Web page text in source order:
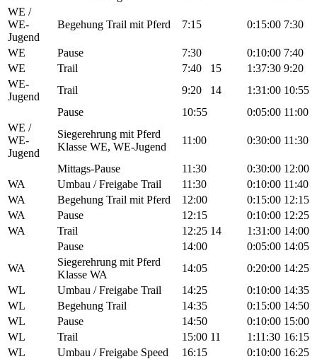
WE /
WE-
Jugend
Begehung Trail mit Pferd 7:15 0:15:00 7:30
WE Pause 7:30 0:10:00 7:40
WE
Trail 7:40 15 1:37:30 9:20
WE-
Jugend
Trail 9:20 14 1:31:00 10:55
Pause
10:55 0:05:00 11:00
WE /
WE-
Jugend
Siegerehrung mit Pferd
Klasse WE, WE-Jugend
11:00 0:30:00 11:30
Mittags-Pause 11:30 0:30:00 12:00
WA
Umbau / Freigabe Trail 11:30 0:10:00 11:40
WA
Begehung Trail mit Pferd 12:00 0:15:00 12:15
WA
Pause 12:15 0:10:00 12:25
WA
Trail 12:25 14 1:31:00 14:00
Pause
14:00 0:05:00 14:05
WA
Siegerehrung mit Pferd
Klasse WA
14:05 0:20:00 14:25
WL
Umbau / Freigabe Trail 14:25 0:10:00 14:35
WL
Begehung Trail 14:35 0:15:00 14:50
WL
Pause 14:50 0:10:00 15:00
WL
Trail 15:00 11 1:11:30 16:15
WL
Umbau / Freigabe Speed 16:15 0:10:00 16:25